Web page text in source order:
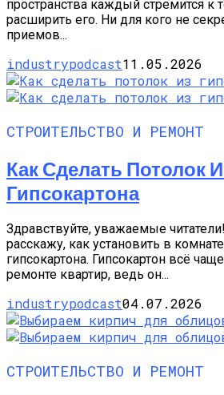
пространства каждый стремится к
расширить его. Ни для кого не
приемов...
industrypodcast11.05.2026
СТРОИТЕЛЬСТВО И РЕМОНТ
Как Сделать Потолок
Гипсокартона
Здравствуйте, уважаемые
расскажу, как установить в
гипсокартона. Гипсокартон всё
ремонте квартир, ведь он...
industrypodcast04.07.2026
СТРОИТЕЛЬСТВО И РЕМОНТ